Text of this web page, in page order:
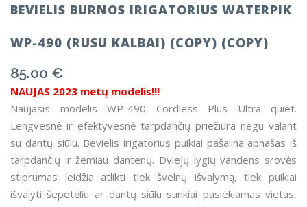
BEVIELIS BURNOS IRIGATORIUS WATERPIK
WP-490 (RUSU KALBAI) (COPY) (COPY)
85.00 €
NAUJAS 2023 metų modelis!!!
Naujasis modelis WP-490 Cordless Plus Ultra quiet.
Lengvesnė ir efektyvesnė tarpdančių priežiūra negu valant
su dantų siūlu. Bevielis irigatorius puikiai pašalina apnašas iš
tarpdančių ir žemiau dantenų. Dviejų lygių vandens srovės
stiprumas leidžia atlikti tiek švelnų išvalymą, tiek puikiai
išvalyti šepetėliu ar dantų siūlu sunkiai pasiekiamas vietas,